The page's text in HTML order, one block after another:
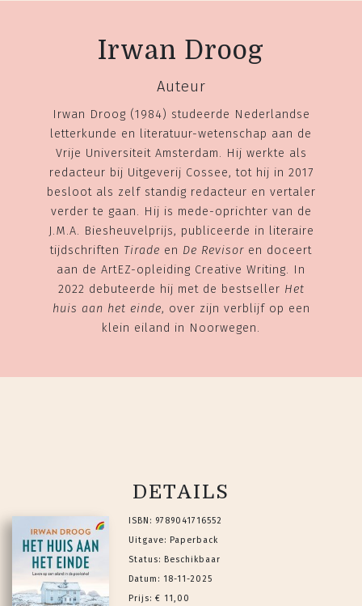
Irwan Droog
Auteur
Irwan Droog (1984) studeerde Nederlandse
letterkunde en literatuur-wetenschap aan de
Vrije Universiteit Amsterdam. Hij werkte als
redacteur bij Uitgeverij Cossee, tot hij in 2017
besloot als zelf standig redacteur en vertaler
verder te gaan. Hij is mede-oprichter van de
J.M.A. Biesheuvelprijs, publiceerde in literaire
tijdschriften Tirade en De Revisor en doceert
aan de ArtEZ-opleiding Creative Writing. In
2022 debuteerde hij met de bestseller Het
huis aan het einde, over zijn verblijf op een
klein eiland in Noorwegen.
DETAILS
ISBN: 9789041716552
Uitgave: Paperback
Status: Beschikbaar
Datum: 18-11-2025
Prijs: € 11,00